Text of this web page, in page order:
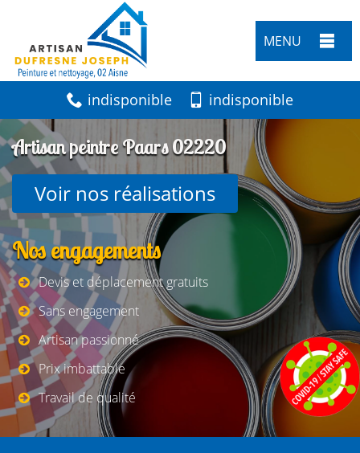
MENU
indisponible indisponible
Artisan peintre Paars 02220
Voir nos réalisations
Nos engagements
Devis et déplacement gratuits
Sans engagement
Artisan passionné
Prix imbattable
Travail de qualité